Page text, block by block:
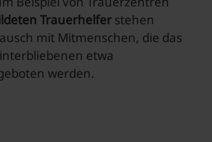
Trauerhelfer stehen
mit Mitmenschen, die das
etwa
werden.